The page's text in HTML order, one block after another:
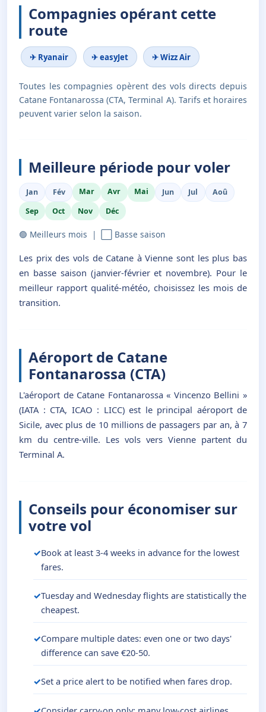
Compagnies opérant cette
route
✈ Ryanair ✈ easyJet ✈ Wizz Air
Toutes les compagnies opèrent des vols directs depuis
Catane Fontanarossa (CTA, Terminal A). Tarifs et horaires
peuvent varier selon la saison.
Meilleure période pour voler
Jan Fév Mar Avr Mai Jun Jul
Aoû
Sep
Oct Nov Déc
🟢 Meilleurs mois | ⬜ Basse saison
Les prix des vols de Catane à Vienne sont les plus bas
en basse saison (janvier-février et novembre). Pour le
meilleur rapport qualité-météo, choisissez les mois de
transition.
Aéroport de Catane
Fontanarossa (CTA)
L'aéroport de Catane Fontanarossa « Vincenzo Bellini »
(IATA : CTA, ICAO : LICC) est le principal aéroport de
Sicile, avec plus de 10 millions de passagers par an, à 7
km du centre-ville. Les vols vers Vienne partent du
Terminal A.
Conseils pour économiser sur
votre vol
Book at least 3-4 weeks in advance for the lowest
fares.
Tuesday and Wednesday flights are statistically the
cheapest.
Compare multiple dates: even one or two days'
difference can save €20-50.
Set a price alert to be notified when fares drop.